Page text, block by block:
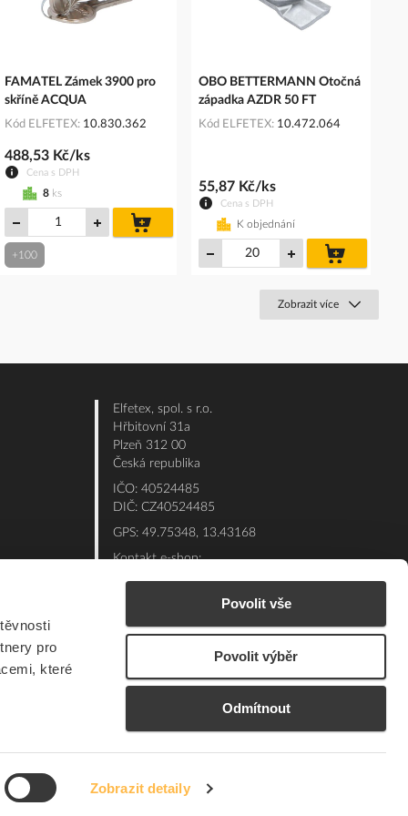
pro
které
Zobrazit detaily
Povolit vše
Povolit výběr
Odmítnout
FAMATEL Zámek 3900 pro
skříně ACQUA
Kód ELFETEX 10.830.362
Cena s DPH
488,53 Kč/ks
8 ks
košíku
+100
OBO BETTERMANN Otočná
západka AZDR 50 FT
Kód ELFETEX 10.472.064
Cena s DPH
55,87 Kč/ks
K objednání
košíku
Zobrazit více
Elfetex, spol. s r.o.
Hřbitovní 31a
Plzeň 312 00
Česká republika
IČO: 40524485
DIČ: CZ40524485
GPS: 49.75348, 13.43168
Kontakt e-shop:
377 432 365
Technická podpora: 377 432 311
eshop@elfetex.cz